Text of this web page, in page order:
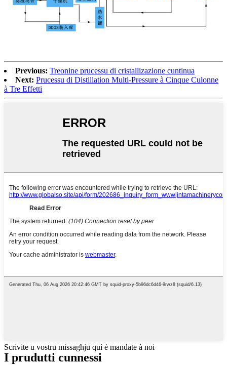
Previous: Treonine prucessu di cristallizazione cuntinua
Next: Prucessu di Distillation Multi-Pressure à Cinque Culonne
à Tre Effetti
Scrivite u vostru missaghju quì è mandate à noi
I prudutti cunnessi